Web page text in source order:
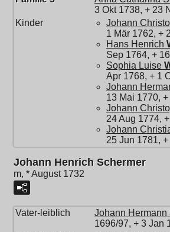
3 Okt 1738, + 23
Kinder
Johann
1 Mär 1762, +
Hans Henrich
Sep 1764, +
Sophia Luise
Apr 1768, + 1
Johann
13 Mai 1770,
Johann
24 Aug 1774,
Johann
25 Jun 1781,
Johann Henrich Schermer
m, * August 1732
Vater-leiblich Johann Hermann
1696/97, + 3 Jan